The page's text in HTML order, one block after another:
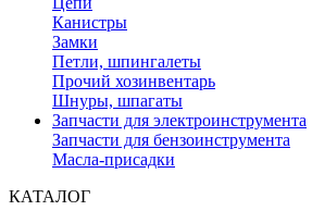
Канистры
Замки
Петли, шпингалеты
Прочий хозинвентарь
Шнуры, шпагаты
Запчасти для электроинструмента
Запчасти для бензоинструмента
Масла-присадки
КАТАЛОГ